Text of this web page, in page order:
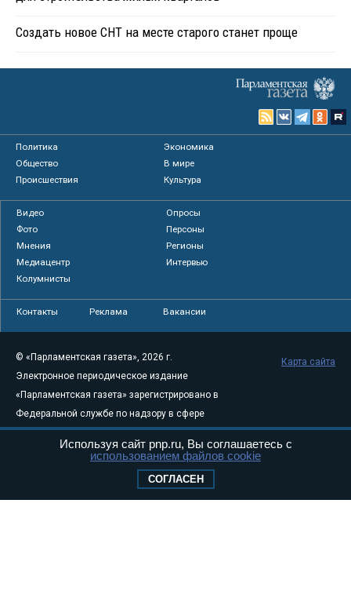
Создать новое СНТ на месте старого станет проще
Политика
Экономика
Общество
В мире
Происшествия
Культура
Видео
Опросы
Фото
Персоны
Мнения
Регионы
Медиацентр
Интервью
Колумнисты
Контакты Реклама Вакансии
© «Парламентская газета», 2026 г.
Электронное периодическое издание
«Парламентская газета» зарегистрировано в
Федеральной службе по надзору в сфере
связи, информационных технологий и
массовых коммуникаций (Роскомнадзор) 05
Свидетельство о регистрации Эл № ФС77-
Карта сайта
Используя сайт pnp.ru, Вы соглашаетесь с
использованием файлов cookie
СОГЛАСЕН